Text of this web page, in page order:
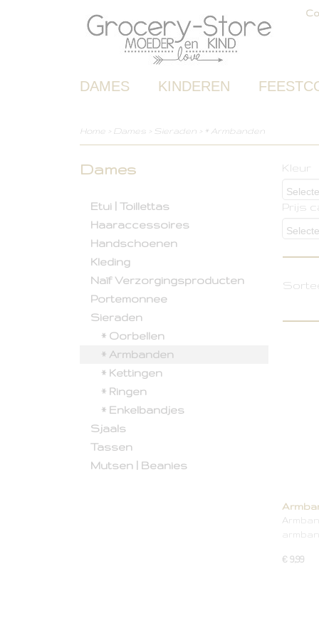
DAMES KINDEREN
Home > Dames > Sieraden > * Armbanden
Dames
Etui | Toillettas
Haaraccessoires
Handschoenen
Kleding
Naïf Verzorgingsproducten
Portemonnee
Sieraden
* Oorbellen
* Armbanden
* Kettingen
* Ringen
* Enkelbandjes
Sjaals
Tassen
Mutsen | Beanies
Kleur
Prijs
€ 9,99